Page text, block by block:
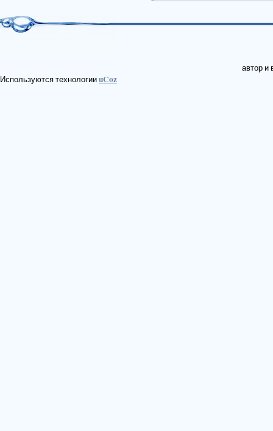
автор и
Используются технологииuCoz